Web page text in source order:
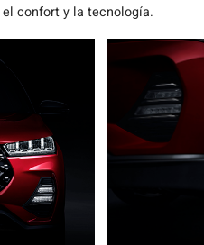
confort y la tecnología.